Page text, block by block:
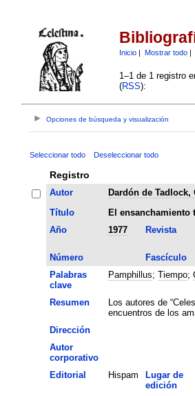
Inicio| Mostrar todo|
1–1 de 1 registro
(RSS):
Opciones de búsqueda y visualización
Seleccionar todo Deseleccionar todo
Registro
Autor
Dardón de Tadlock,
Título
El
Año
1977 Revista
Número
Fascículo
Palabras
clave
Pamphillus; Tiempo;
Resumen
Los autores de
encuentros de los
Dirección
Autor
corporativo
Editorial
Hispam
Lugar de
edición